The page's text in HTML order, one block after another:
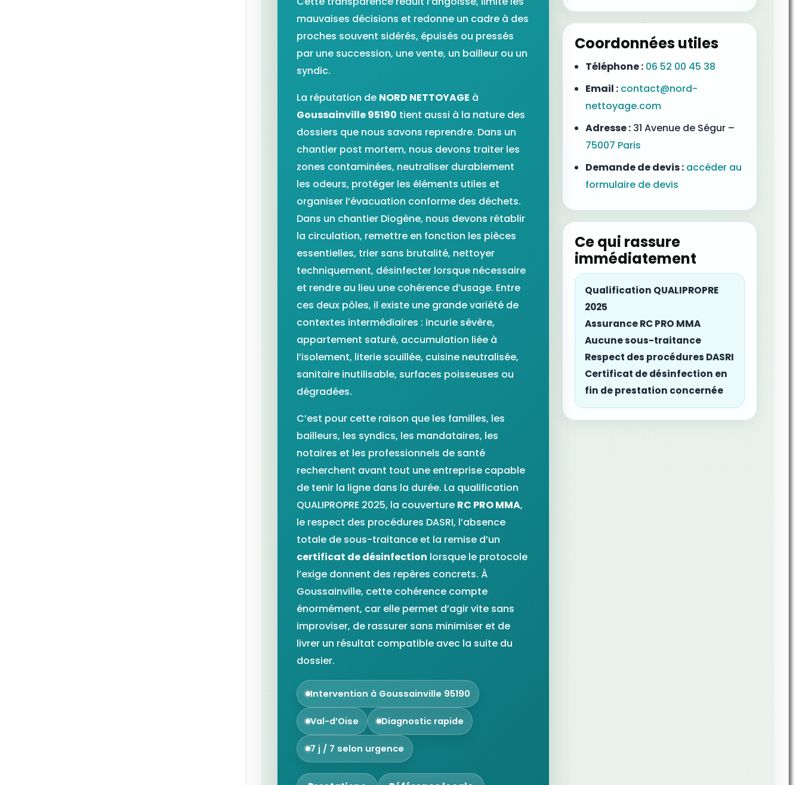
mauvaises décisions et redonne un cadre à des
proches souvent sidérés, épuisés ou pressés
par une succession, une vente, un bailleur ou un
syndic.
La réputation de NORD NETTOYAGE à
Goussainville 95190 tient aussi à la nature des
dossiers que nous savons reprendre. Dans un
chantier post mortem, nous devons traiter les
zones contaminées, neutraliser durablement
les odeurs, protéger les éléments utiles et
organiser l’évacuation conforme des déchets.
Dans un chantier Diogène, nous devons rétablir
la circulation, remettre en fonction les pièces
essentielles, trier sans brutalité, nettoyer
techniquement, désinfecter lorsque nécessaire
et rendre au lieu une cohérence d’usage. Entre
ces deux pôles, il existe une grande variété de
contextes intermédiaires : incurie sévère,
appartement saturé, accumulation liée à
l’isolement, literie souillée, cuisine neutralisée,
sanitaire inutilisable, surfaces poisseuses ou
dégradées.
C’est pour cette raison que les familles, les
bailleurs, les syndics, les mandataires, les
notaires et les professionnels de santé
recherchent avant tout une entreprise capable
de tenir la ligne dans la durée. La qualification
QUALIPROPRE 2025, la couverture RC PRO MMA,
le respect des procédures DASRI, l’absence
totale de sous-traitance et la remise d’un
certificat de désinfection lorsque le protocole
l’exige donnent des repères concrets. À
Goussainville, cette cohérence compte
énormément, car elle permet d’agir vite sans
improviser, de rassurer sans minimiser et de
livrer un résultat compatible avec la suite du
dossier.
Intervention à Goussainville 95190
Val-d’Oise Diagnostic rapide
7 j / 7 selon urgence
Coordonnées utiles
Téléphone : 06 52 00 45 38
Email : contact@nord-
nettoyage.com
Adresse :31 Avenue de Ségur –
75007 Paris
Demande de devis : accéder au
formulaire de devis
Ce qui rassure
immédiatement
Qualification QUALIPROPRE
2025
Assurance RC PRO MMA
Aucune sous-traitance
Respect des procédures DASRI
Certificat de désinfection en
fin de prestation concernée